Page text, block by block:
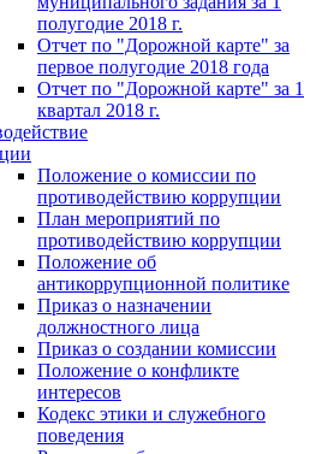
полугодие 2018 г.
Отчет по "Дорожной карте" за
первое полугодие 2018 года
Отчет по "Дорожной карте" за 1
квартал 2018 г.
Положение о комиссии по
противодействию коррупции
План мероприятий по
противодействию коррупции
Положение об
антикоррупционной политике
Приказ о назначении
должностного лица
Приказ о создании комиссии
Положение о конфликте
интересов
Кодекс этики и служебного
поведения